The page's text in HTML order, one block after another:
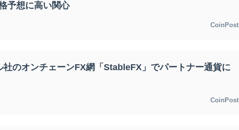
予想に高い関心
CoinPost
のオンチェーンFX網「StableFX」でパートナー通貨に
CoinPost